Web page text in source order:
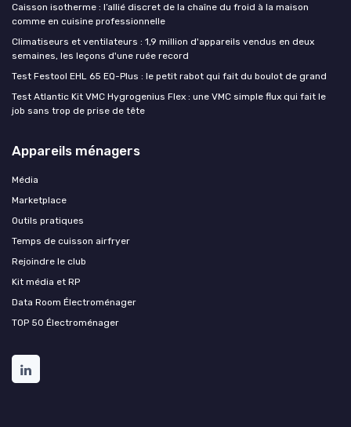
Caisson isotherme : l’allié discret de la chaîne du froid à la maison
comme en cuisine professionnelle
Climatiseurs et ventilateurs : 1,9 million d'appareils vendus en deux
semaines, les leçons d'une ruée record
Test Festool EHL 65 EQ-Plus : le petit rabot qui fait du boulot de grand
Test Atlantic Kit VMC Hygrogenius Flex : une VMC simple flux qui fait le
job sans trop de prise de tête
Appareils ménagers
Média
Marketplace
Outils pratiques
Temps de cuisson airfryer
Rejoindre le club
Kit média et RP
Data Room Électroménager
TOP 50 Électroménager